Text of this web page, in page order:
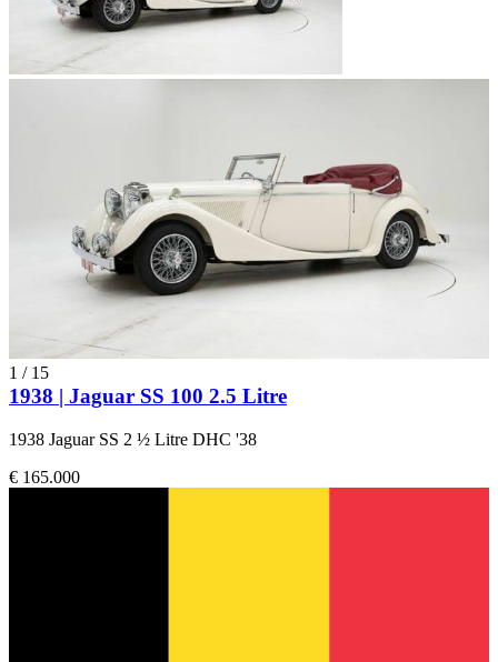
1 / 15
1938 | Jaguar SS 100 2.5 Litre
1938 Jaguar SS 2 ½ Litre DHC '38
€ 165.000